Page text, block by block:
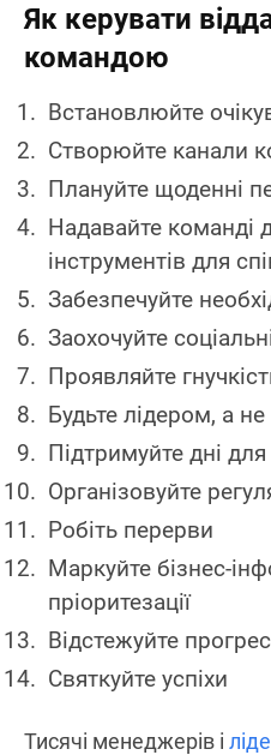
Як керувати
командою
Встановлюйте
Створюйте канали
Плануйте щоденні
Надавайте команді
інструментів для
Забезпечуйте
Заохочуйте
Проявляйте
Будьте лідером, а
Підтримуйте дні
Організовуйте
Робіть перерви
Маркуйте бізнес-
пріоритезації
Відстежуйте
Святкуйте успіхи
Тисячі менеджерів і